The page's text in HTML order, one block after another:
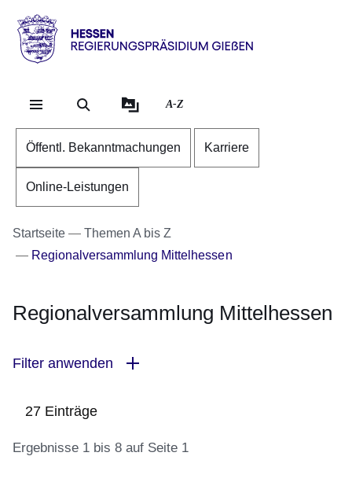
Direkt zum Kopf der
Direkt zum Inhalt
Direkt zum Fuß der
Hessen
RP
A-Z
Öffentl. Bekanntmachungen Karriere
Online-Leistungen
Startseite
Themen A bis Z
Regionalversammlung Mittelhessen
Regionalversammlung Mittelhessen
Filter anwenden
27 Einträge
Ergebnisse 1 bis 8 auf Seite 1